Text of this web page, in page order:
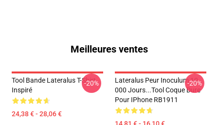
Meilleures ventes
Tool Bande Lateralus T-Shirt
Inspiré
24,38 € - 28,06 €
-20%
Lateralus Peur Inoculum 10
000 Jours...tool Coque Dure
Pour IPhone RB1911
-20%